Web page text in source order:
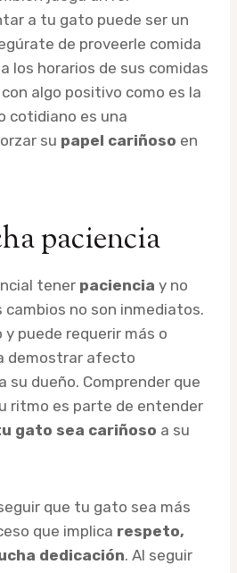
a tu gato puede ser un
de proveerle comida
los horarios de sus comidas
algo positivo como es la
cotidiano es una
su papel cariñoso en
paciencia
tener paciencia y no
cambios no son inmediatos.
puede requerir más o
demostrar afecto
su dueño. Comprender que
ritmo es parte de entender
gato sea cariñoso a su
que tu gato sea más
que implica respeto,
dedicación. Al seguir